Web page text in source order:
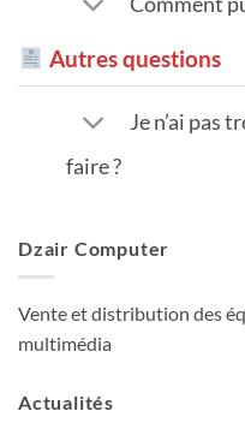
Autres questions
Je n’ai pas
faire ?
Dzair Computer
Vente et distribution des
multimédia
Actualités